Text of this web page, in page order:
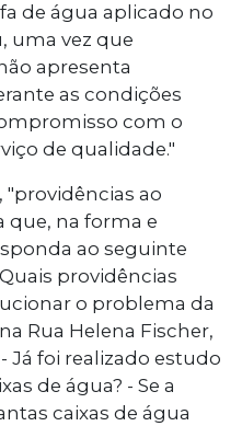
de água aplicado no
uma vez que
apresenta
as condições
com o
de qualidade."
, "providências ao
que, na forma e
ao seguinte
providências
o problema da
Rua Helena Fischer,
Já foi realizado estudo
de água? - Se a
caixas de água